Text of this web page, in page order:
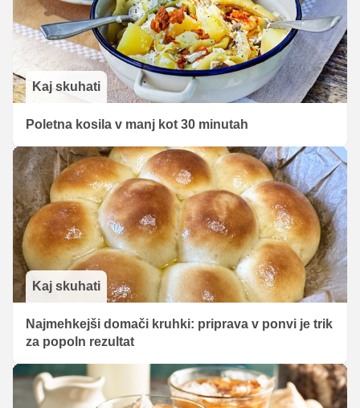
Kaj skuhati
Poletna kosila v manj kot 30 minutah
Kaj skuhati
Najmehkejši domači kruhki: priprava v ponvi je trik
za popoln rezultat